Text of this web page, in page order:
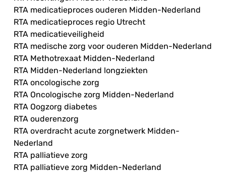
RTA medicatieproces ouderen Midden-Nederland
RTA medicatieproces regio Utrecht
RTA medicatieveiligheid
RTA medische zorg voor ouderen Midden-Nederland
RTA Methotrexaat Midden-Nederland
RTA Midden-Nederland longziekten
RTA oncologische zorg
RTA Oncologische zorg Midden-Nederland
RTA Oogzorg diabetes
RTA ouderenzorg
RTA overdracht acute zorgnetwerk Midden-
Nederland
RTA palliatieve zorg
RTA palliatieve zorg Midden-Nederland